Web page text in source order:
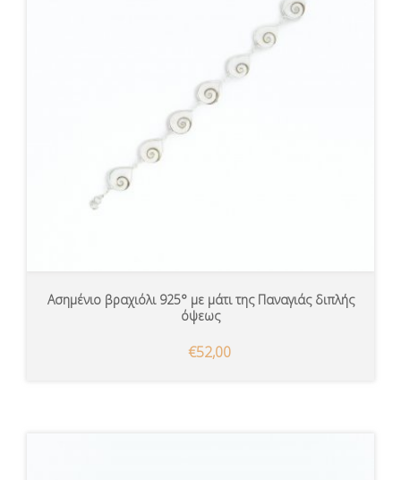
Ασημένιο βραχιόλι 925° με μάτι της Παναγιάς διπλής
όψεως
€52,00